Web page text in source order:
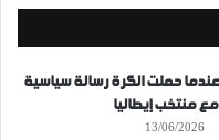
عندما حملت الكرة رسالة سياسية
مع منتخب إيطاليا
13/06/2026